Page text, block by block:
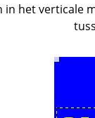
in het verticale